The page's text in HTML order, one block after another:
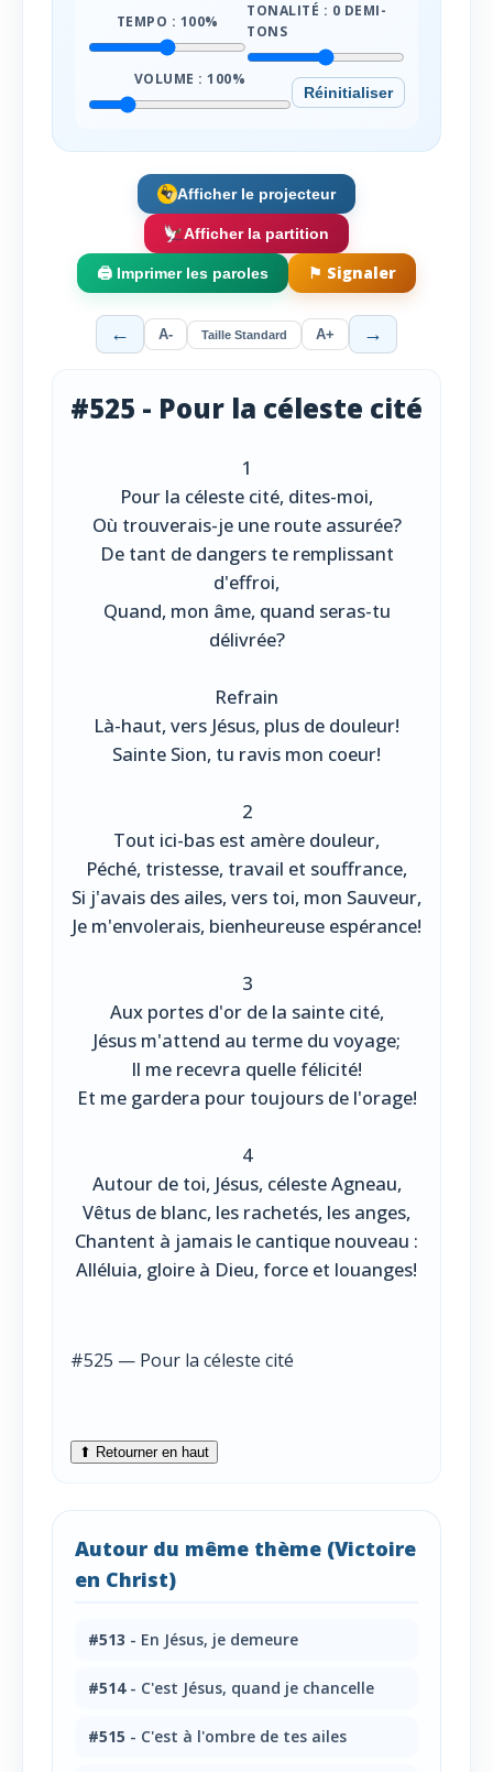
TEMPO : 100%
TONALITÉ : 0 DEMI-
TONS
VOLUME :100%
Réinitialiser
Afficher le projecteur
Afficher la partition
🖨️ Imprimer les paroles ⚑ Signaler
← A- Taille Standard A+ →
#525 - Pour la céleste cité
1
Pour la céleste cité, dites-moi,
Où trouverais-je une route assurée?
De tant de dangers te remplissant
d'effroi,
Quand, mon âme, quand seras-tu
délivrée?
Refrain
Là-haut, vers Jésus, plus de douleur!
Sainte Sion, tu ravis mon coeur!
2
Tout ici-bas est amère douleur,
Péché, tristesse, travail et souffrance,
Si j'avais des ailes, vers toi, mon Sauveur,
Je m'envolerais, bienheureuse espérance!
3
Aux portes d'or de la sainte cité,
Jésus m'attend au terme du voyage;
Il me recevra quelle félicité!
Et me gardera pour toujours de l'orage!
4
Autour de toi, Jésus, céleste Agneau,
Vêtus de blanc, les rachetés, les anges,
Chantent à jamais le cantique nouveau :
Alléluia, gloire à Dieu, force et louanges!
#525 — Pour la céleste cité
⬆ Retourner en haut
Autour du même thème (Victoire
en Christ)
#513 - En Jésus, je demeure
#514- C'est Jésus, quand je chancelle
#515 - C'est à l'ombre de tes ailes